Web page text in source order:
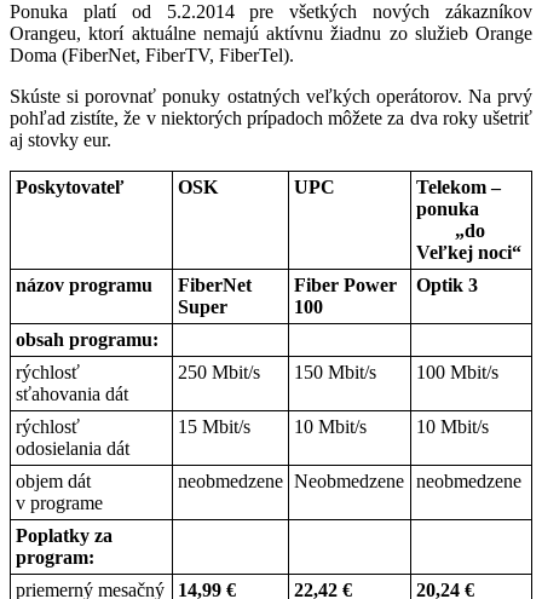
Ponuka platí od 5.2.2014 pre všetkých nových zákazníkov
Orangeu, ktorí aktuálne nemajú aktívnu žiadnu zo služieb Orange
Doma (FiberNet, FiberTV, FiberTel).
Skúste si porovnať ponuky ostatných veľkých operátorov. Na prvý
pohľad zistíte, že v niektorých prípadoch môžete za dva roky ušetriť
aj stovky eur.
Poskytovateľ OSK UPC
Telekom –
ponuka
„do
Veľkej noci“
názov programu
FiberNet
Super
Fiber Power
100
Optik 3
obsah programu:
rýchlosť
sťahovania dát
250 Mbit/s 150 Mbit/s 100 Mbit/s
rýchlosť
odosielania dát
15 Mbit/s 10 Mbit/s 10 Mbit/s
objem dát
v programe
neobmedzene Neobmedzene neobmedzene
Poplatky za
program:
priemerný mesačný
14,99 € 22,42 € 20,24 €